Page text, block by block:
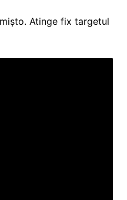
Atinge fix targetul